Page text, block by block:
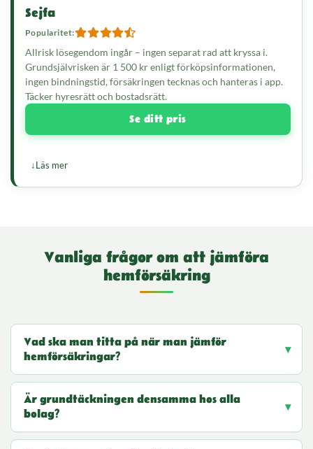
Sejfa
Popularitet:
Allrisk lösegendom ingår – ingen separat rad att kryssa i.
Grundsjälvrisken är 1 500 kr enligt förköpsinformationen,
ingen bindningstid, försäkringen tecknas och hanteras i app.
Täcker hyresrätt och bostadsrätt.
Se ditt pris
Läs mer
Vanliga frågor om att jämföra
hemförsäkring
Vad ska man titta på när man jämför
hemförsäkringar?
Är grundtäckningen densamma hos alla
bolag?